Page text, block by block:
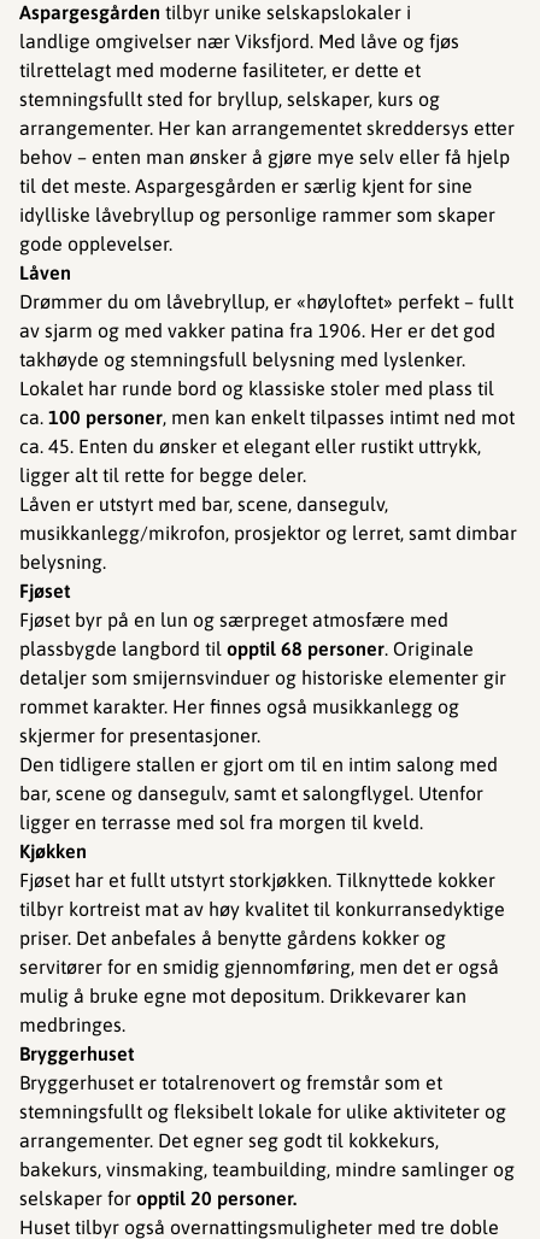
Aspargesgården tilbyr unike selskapslokaler i
landlige omgivelser nær Viksfjord. Med låve og fjøs
tilrettelagt med moderne fasiliteter, er dette et
stemningsfullt sted for bryllup, selskaper, kurs og
arrangementer. Her kan arrangementet skreddersys etter
behov – enten man ønsker å gjøre mye selv eller få hjelp
til det meste. Aspargesgården er særlig kjent for sine
idylliske låvebryllup og personlige rammer som skaper
gode opplevelser.
Låven
Drømmer du om låvebryllup, er «høyloftet» perfekt – fullt
av sjarm og med vakker patina fra 1906. Her er det god
takhøyde og stemningsfull belysning med lyslenker.
Lokalet har runde bord og klassiske stoler med plass til
ca. 100 personer, men kan enkelt tilpasses intimt ned mot
ca. 45. Enten du ønsker et elegant eller rustikt uttrykk,
ligger alt til rette for begge deler.
Låven er utstyrt med bar, scene, dansegulv,
musikkanlegg/mikrofon, prosjektor og lerret, samt dimbar
belysning.
Fjøset
Fjøset byr på en lun og særpreget atmosfære med
plassbygde langbord til opptil 68 personer. Originale
detaljer som smijernsvinduer og historiske elementer gir
rommet karakter. Her finnes også musikkanlegg og
skjermer for presentasjoner.
Den tidligere stallen er gjort om til en intim salong med
bar, scene og dansegulv, samt et salongflygel. Utenfor
ligger en terrasse med sol fra morgen til kveld.
Kjøkken
Fjøset har et fullt utstyrt storkjøkken. Tilknyttede kokker
tilbyr kortreist mat av høy kvalitet til konkurransedyktige
priser. Det anbefales å benytte gårdens kokker og
servitører for en smidig gjennomføring, men det er også
mulig å bruke egne mot depositum. Drikkevarer kan
medbringes.
Bryggerhuset
Bryggerhuset er totalrenovert og fremstår som et
stemningsfullt og fleksibelt lokale for ulike aktiviteter og
arrangementer. Det egner seg godt til kokkekurs,
bakekurs, vinsmaking, teambuilding, mindre samlinger og
selskaper for opptil 20 personer.
Huset tilbyr også overnattingsmuligheter med tre doble